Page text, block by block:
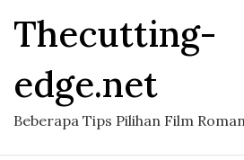
content
Thecutting-
edge.net
Beberapa Tips Pilihan Film